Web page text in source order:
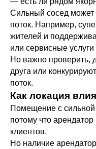
Сильный сосед может
поток. Например,
жителей и
или сервисные
Но важно проверить,
друга или
поток.
Как локация
Помещение с
потому что
клиентов.
Но наличие